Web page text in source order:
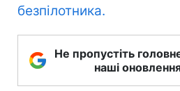
безпілотника.
Не пропустіть
наші